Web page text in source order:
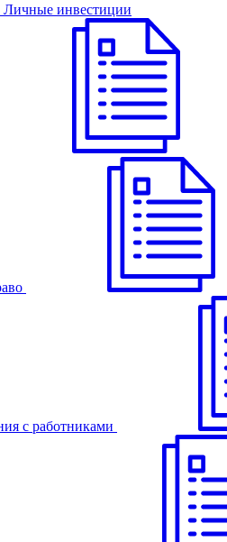
Личные инвестиции
с работниками